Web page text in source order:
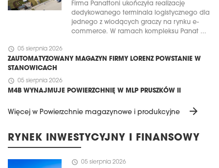
Firma Panattoni ukończyła realizację
dedykowanego terminala logistycznego dla
jednego z wiodących graczy na rynku e-
commerce. W ramach kompleksu Panat ...
schedule 05 sierpnia 2026
ZAUTOMATYZOWANY MAGAZYN FIRMY LORENZ POWSTANIE W
STANOWICACH
schedule 05 sierpnia 2026
M4B WYNAJMUJE POWIERZCHNIĘ W MLP PRUSZKÓW II
Więcej w Powierzchnie magazynowe i produkcyjne arrow_forward
RYNEK INWESTYCYJNY I FINANSOWY
schedule 05 sierpnia 2026